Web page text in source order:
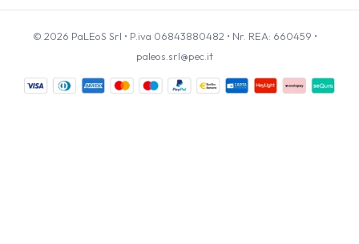
© 2026 PaLEoS Srl • P.iva 06843880482 • Nr. REA: 660459 •
paleos.srl@pec.it